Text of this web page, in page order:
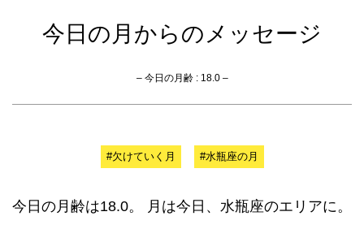
今日の月からのメッセージ
– 今日の月齢 : 18.0 –
#欠けていく月 #水瓶座の月
今日の月齢は18.0。 月は今日、水瓶座のエリアに。